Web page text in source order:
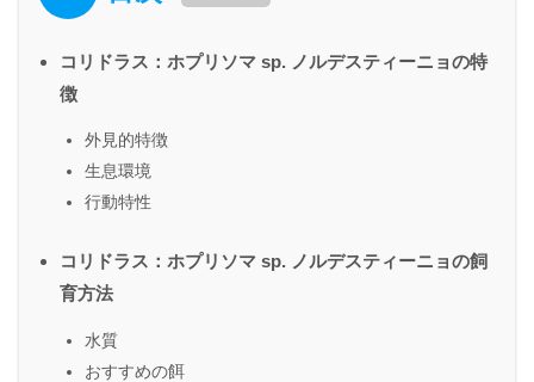
コリドラス：ホプリソマ sp. ノルデスティーニョの特
徴
外見的特徴
生息環境
行動特性
コリドラス：ホプリソマ sp. ノルデスティーニョの飼
育方法
水質
おすすめの餌